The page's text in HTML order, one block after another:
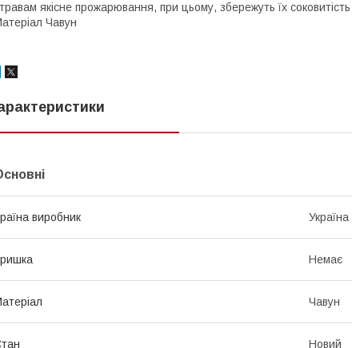
якісне прожарювання, при цьому, збережуть їх
Чавун
виробник Україна
Немає
Чавун
Новий